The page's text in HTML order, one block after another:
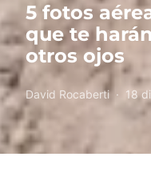
5 fotos
que te
otros ojos
David Rocaberti 18